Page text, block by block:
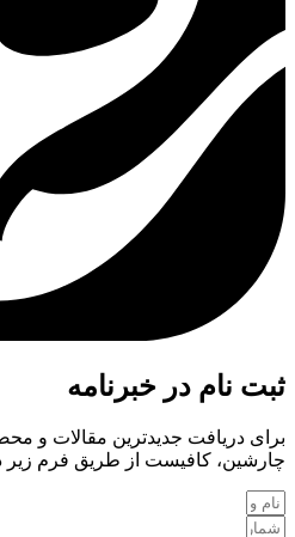
ثبت نام در خبرنامه
برای دریافت جدیدترین مقالات و
چارشین، کافیست از طریق فرم زیر